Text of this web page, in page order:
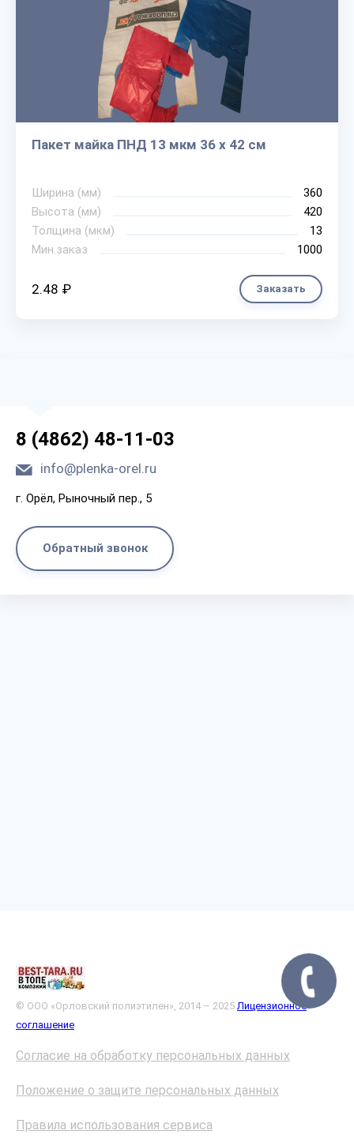
Пакет майка ПНД 13 мкм 36 х 42 см
Ширина (мм)
360
Высота (мм)
420
Толщина (мкм)
13
Мин.заказ
1000
2.48 ₽ Заказать
8 (4862) 48-11-03
info@plenka-orel.ru
г. Орёл, Рыночный пер., 5
Обратный звонок
© ООО «Орловский полиэтилен», 2014 – 2025 Лицензионное
соглашение
Согласие на обработку персональных данных
Положение о защите персональных данных
Правила использования сервиса